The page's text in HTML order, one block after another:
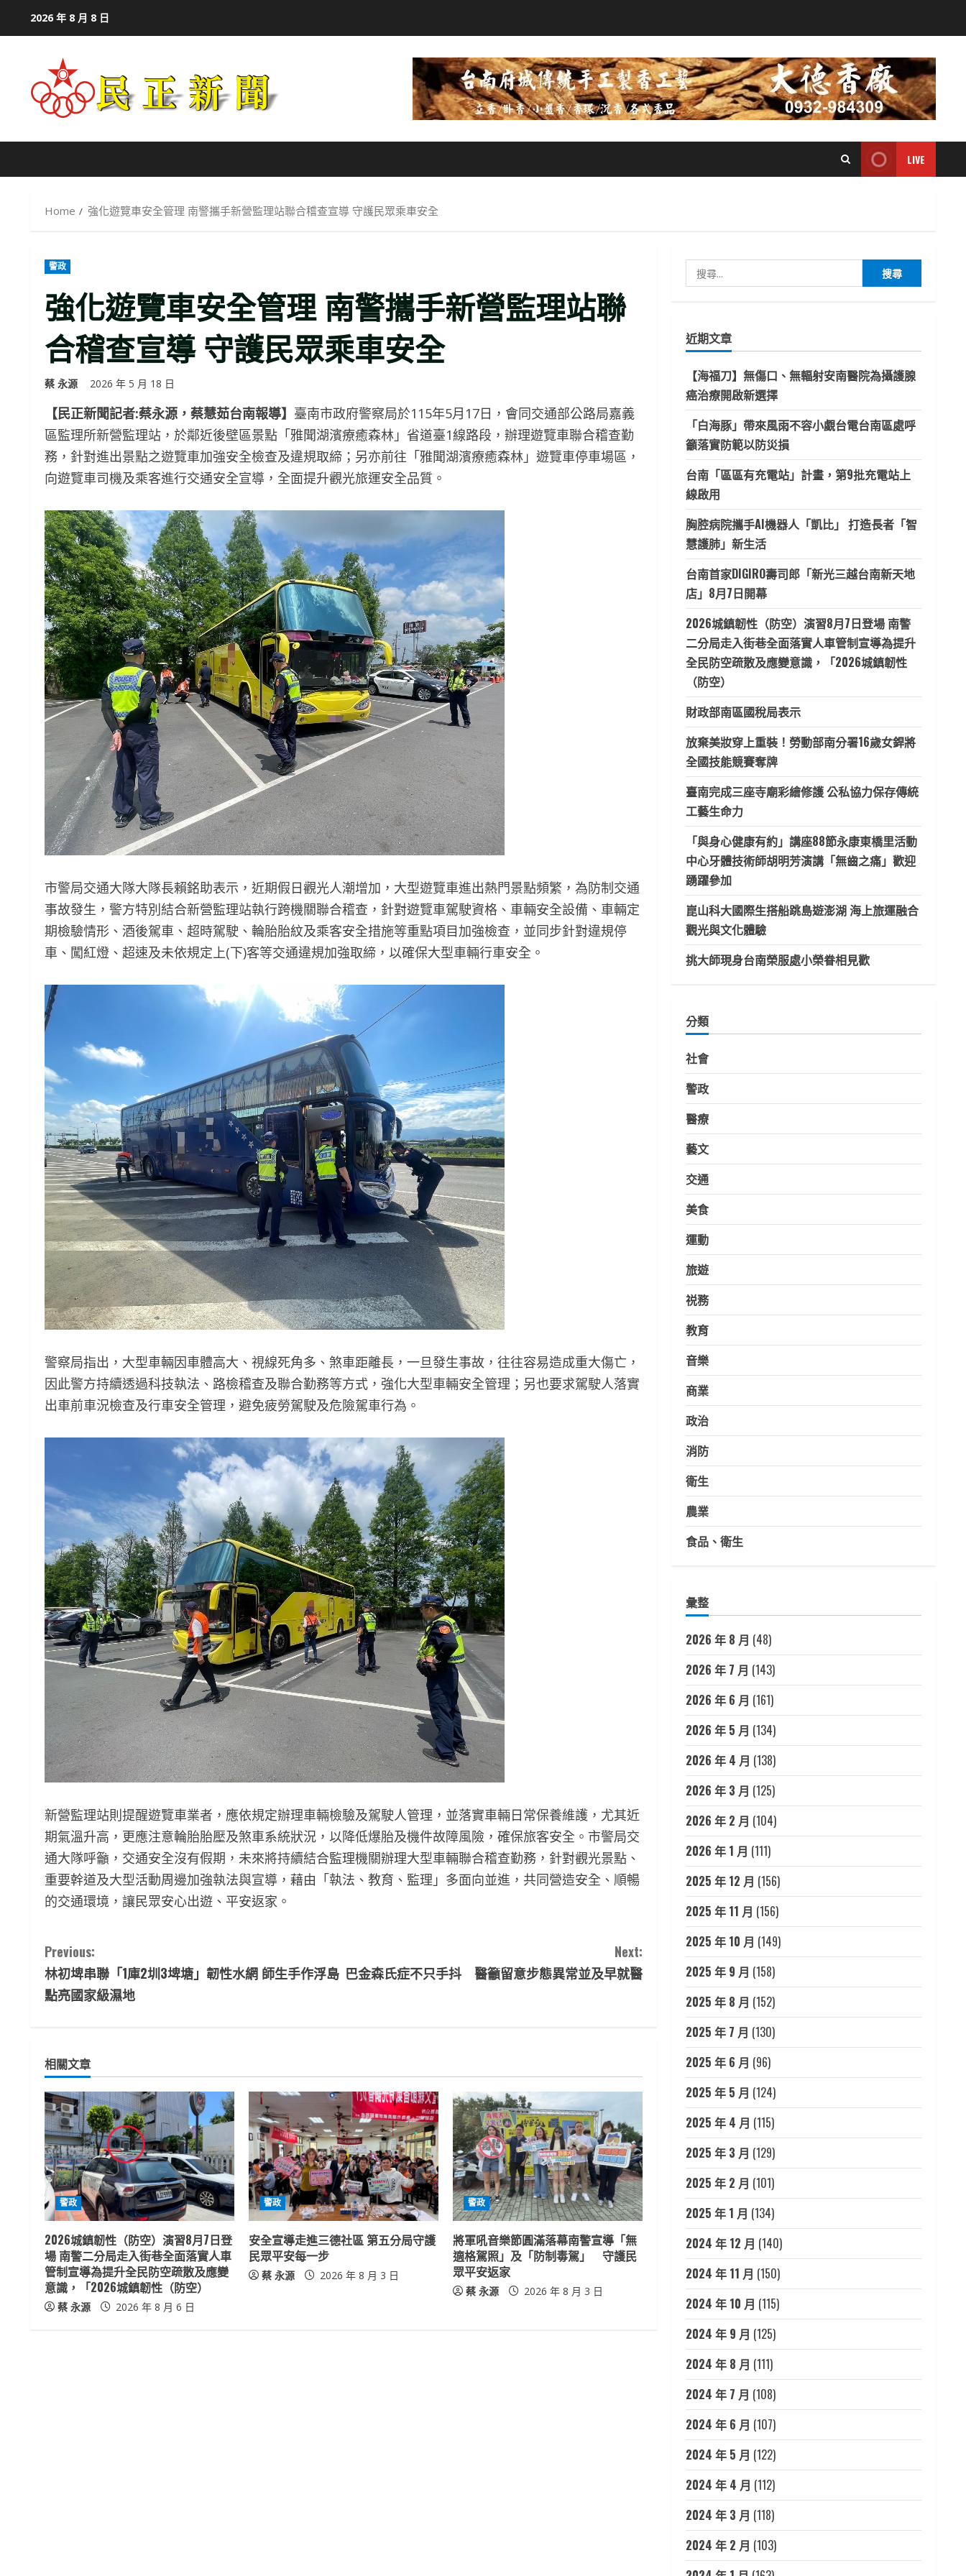
2026 年 8 月 8 日
LIVE
Home 強化遊覽車安全管理 南警攜手新營監理站聯合稽查宣導 守護民眾乘車安全
警政
強化遊覽車安全管理 南警攜手新營監理站聯
合稽查宣導 守護民眾乘車安全
蔡 永源 2026 年 5 月 18 日
【民正新聞記者:蔡永源，蔡慧茹台南報導】 臺南市政府警察局於115年5月17日，會同交通部公路局嘉義
區監理所新營監理站，於鄰近後壁區景點「雅聞湖濱療癒森林」省道臺1線路段，辦理遊覽車聯合稽查勤
務，針對進出景點之遊覽車加強安全檢查及違規取締；另亦前往「雅聞湖濱療癒森林」遊覽車停車場區，
向遊覽車司機及乘客進行交通安全宣導，全面提升觀光旅運安全品質。
市警局交通大隊大隊長賴銘助表示，近期假日觀光人潮增加，大型遊覽車進出熱門景點頻繁，為防制交通
事故發生，警方特別結合新營監理站執行跨機關聯合稽查，針對遊覽車駕駛資格、車輛安全設備、車輛定
期檢驗情形、酒後駕車、超時駕駛、輪胎胎紋及乘客安全措施等重點項目加強檢查，並同步針對違規停
車、闖紅燈、超速及未依規定上(下)客等交通違規加強取締，以確保大型車輛行車安全。
警察局指出，大型車輛因車體高大、視線死角多、煞車距離長，一旦發生事故，往往容易造成重大傷亡，
因此警方持續透過科技執法、路檢稽查及聯合勤務等方式，強化大型車輛安全管理；另也要求駕駛人落實
出車前車況檢查及行車安全管理，避免疲勞駕駛及危險駕車行為。
新營監理站則提醒遊覽車業者，應依規定辦理車輛檢驗及駕駛人管理，並落實車輛日常保養維護，尤其近
期氣溫升高，更應注意輪胎胎壓及煞車系統狀況，以降低爆胎及機件故障風險，確保旅客安全。市警局交
通大隊呼籲，交通安全沒有假期，未來將持續結合監理機關辦理大型車輛聯合稽查勤務，針對觀光景點、
重要幹道及大型活動周邊加強執法與宣導，藉由「執法、教育、監理」多面向並進，共同營造安全、順暢
的交通環境，讓民眾安心出遊、平安返家。
C
o
i
n
u
e
R
e
a
d
i
Previous:
林初埤串聯「1庫2圳3埤塘」韌性水網 師生手作浮島
點亮國家級濕地
Next:
巴金森氏症不只手抖 醫籲留意步態異常並及早就醫
相關文章
警政
2026城鎮韌性（防空）演習8月7日登
場 南警二分局走入街巷全面落實人車
管制宣導為提升全民防空疏散及應變
意識，「2026城鎮韌性（防空）
蔡 永源 2026 年 8 月 6 日
警政
安全宣導走進三德社區 第五分局守護
民眾平安每一步
蔡 永源 2026 年 8 月 3 日
警政
將軍吼音樂節圓滿落幕南警宣導「無
適格駕照」及「防制毒駕」 守護民
眾平安返家
蔡 永源 2026 年 8 月 3 日
尋
字:
近期文章
【海福刀】無傷口、無輻射安南醫院為攝護腺
癌治療開啟新選擇
「白海豚」帶來風雨不容小覷台電台南區處呼
籲落實防範以防災損
台南「區區有充電站」計畫，第9批充電站上
線啟用
胸腔病院攜手AI機器人「凱比」 打造長者「智
慧護肺」新生活
台南首家DIGIRO壽司郎「新光三越台南新天地
店」8月7日開幕
2026城鎮韌性（防空）演習8月7日登場 南警
二分局走入街巷全面落實人車管制宣導為提升
全民防空疏散及應變意識，「2026城鎮韌性
（防空）
財政部南區國稅局表示
放棄美妝穿上重裝！勞動部南分署16歲女銲將
全國技能競賽奪牌
臺南完成三座寺廟彩繪修護 公私協力保存傳統
工藝生命力
「與身心健康有約」講座88節永康東橋里活動
中心牙體技術師胡明芳演講「無齒之痛」歡迎
踴躍參加
崑山科大國際生搭船跳島遊澎湖 海上旅運融合
觀光與文化體驗
挑大師現身台南榮服處小榮眷相見歡
分類
社會
警政
醫療
藝文
交通
美食
運動
旅遊
祱務
教育
音樂
商業
政治
消防
衛生
農業
食品、衛生
彙整
2026 年 8 月 (48)
2026 年 7 月 (143)
2026 年 6 月 (161)
2026 年 5 月 (134)
2026 年 4 月 (138)
2026 年 3 月 (125)
2026 年 2 月 (104)
2026 年 1 月 (111)
2025 年 12 月 (156)
2025 年 11 月 (156)
2025 年 10 月 (149)
2025 年 9 月 (158)
2025 年 8 月 (152)
2025 年 7 月 (130)
2025 年 6 月 (96)
2025 年 5 月 (124)
2025 年 4 月 (115)
2025 年 3 月 (129)
2025 年 2 月 (101)
2025 年 1 月 (134)
2024 年 12 月 (140)
2024 年 11 月 (150)
2024 年 10 月 (115)
2024 年 9 月 (125)
2024 年 8 月 (111)
2024 年 7 月 (108)
2024 年 6 月 (107)
2024 年 5 月 (122)
2024 年 4 月 (112)
2024 年 3 月 (118)
2024 年 2 月 (103)